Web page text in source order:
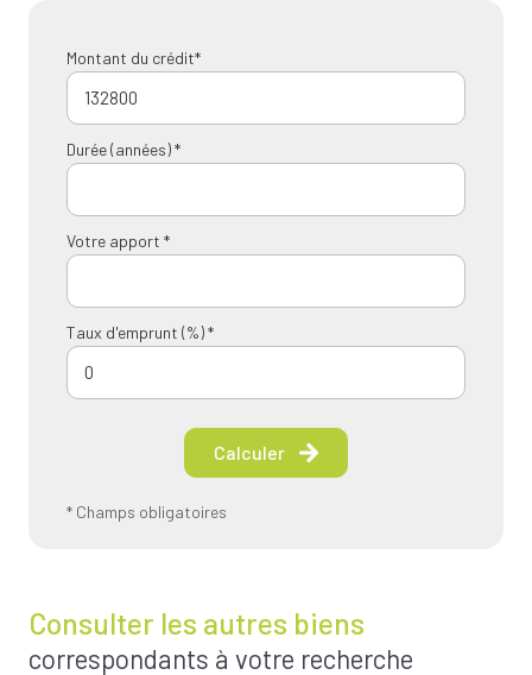
Montant du crédit*
Durée (années) *
Votre apport *
Taux d'emprunt (%) *
Calculer
* Champs obligatoires
Consulter les autres biens
correspondants à votre recherche